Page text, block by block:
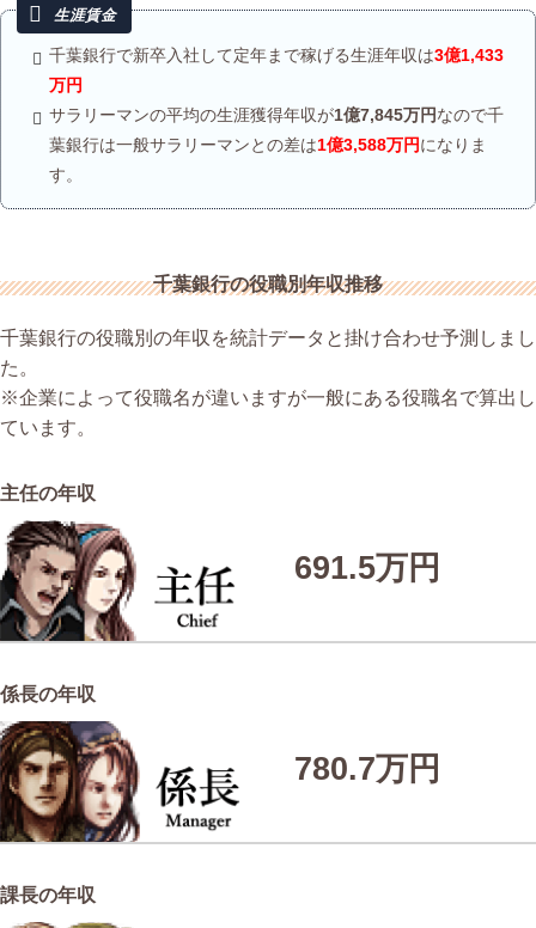
千葉銀行で新卒入社して定年まで稼げる生涯年収は3億1,433
万円
サラリーマンの平均の生涯獲得年収が1億7,845万円なので千
葉銀行は一般サラリーマンとの差は1億3,588万円になりま
す。
千葉銀行の役職別年収推移
千葉銀行の役職別の年収を統計データと掛け合わせ予測しまし
た。
※企業によって役職名が違いますが一般にある役職名で算出し
ています。
主任の年収
691.5万円
係長の年収
780.7万円
課長の年収